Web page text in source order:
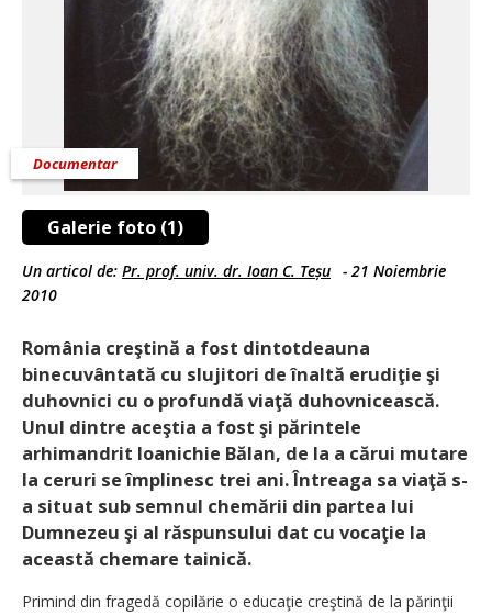
Galerie foto (1)
Documentar
Un articol de: Pr. prof. univ. dr. Ioan C. Teșu - 21 Noiembrie
2010
România creştină a fost dintotdeauna
binecuvântată cu slujitori de înaltă erudiţie şi
duhovnici cu o profundă viaţă duhovnicească.
Unul dintre aceştia a fost şi părintele
arhimandrit Ioanichie Bălan, de la a cărui mutare
la ceruri se împlinesc trei ani. Întreaga sa viaţă s-
a situat sub semnul chemării din partea lui
Dumnezeu şi al răspunsului dat cu vocaţie la
această chemare tainică.
Primind din fragedă copilărie o educaţie creştină de la părinţii